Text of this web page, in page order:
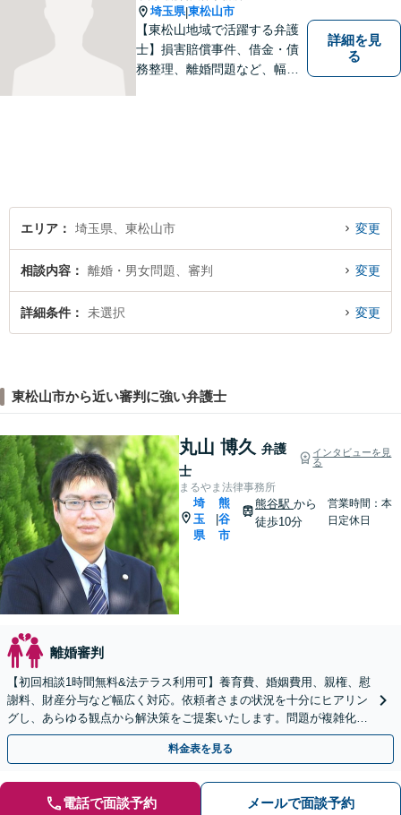
埼玉県|東松山市
【東松山地域で活躍する弁護
士】損害賠償事件、借金・債
務整理、離婚問題など、幅広
詳細を見
る
エリア 埼玉県、東松山市 変更
相談内容 離婚・男女問題、審判 変更
詳細条件 未選択 変更
東松山市から近い審判に強い弁護士
丸山 博久 弁護
士
インタビューを見
る
まるやま法律事務所
埼
玉
県
熊
谷
市
熊谷駅 から
徒歩10分
営業時間：本
日定休日
離婚審判
【初回相談1時間無料&法テラス利用可】養育費、婚姻費用、親権、慰
謝料、財産分与など幅広く対応。依頼者さまの状況を十分にヒアリン
グし、あらゆる観点から解決策をご提案いたします。問題が複雑化す
る前にご相談ください【熊谷駅徒歩10分】
料金表を見る
電話で面談予約 メールで面談予約